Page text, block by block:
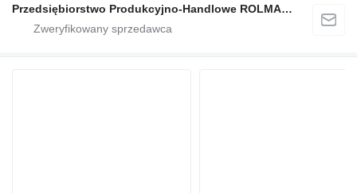
Przedsiębiorstwo Produkcyjno-Handlowe ROLMAPOL Marcin Dziekan